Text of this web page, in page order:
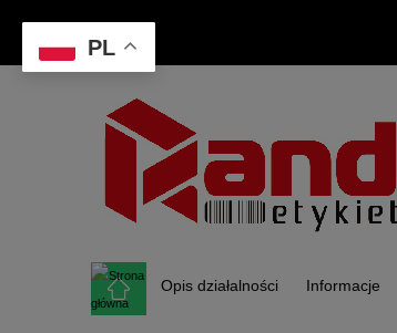
Opis działalności Informacje
PL